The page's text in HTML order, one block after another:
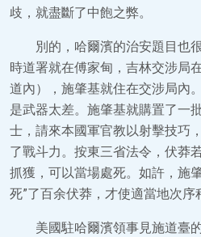
歧，就盡斷了中飽之弊。
別的，哈爾濱的治安題目也
時道署就在傅家甸，吉林交涉局
道內），施肇基就住在交涉局內
是武器太差。施肇基就購置了一
士，請來本國軍官教以射擊技巧
了戰斗力。按東三省法令，伏莽
抓獲，可以當場處死。如許，施
死”了百余伏莽，才使適當地次序
美國駐哈爾濱領事見施道臺